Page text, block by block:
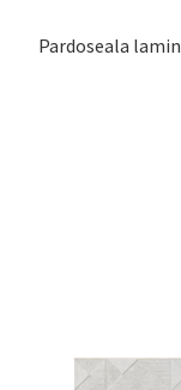
Pardoseala